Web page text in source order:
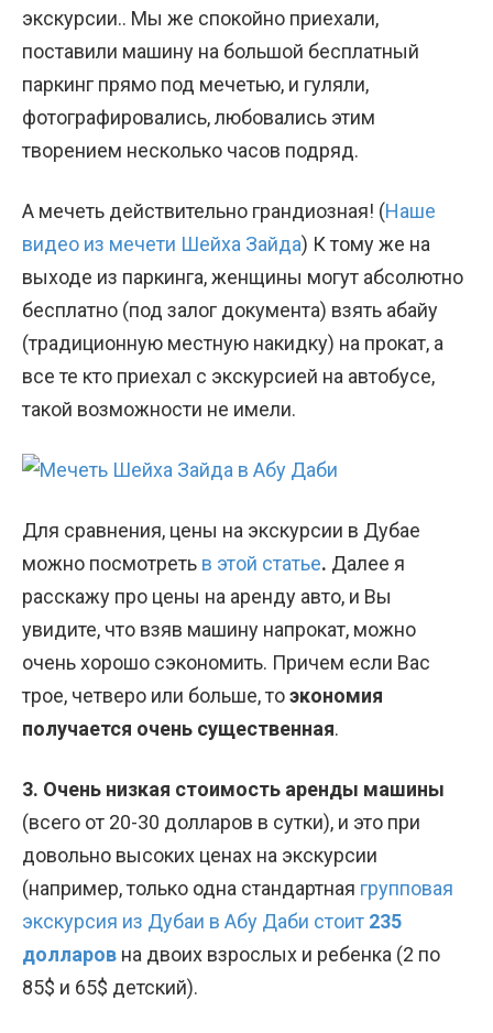
экскурсии.. Мы же спокойно приехали,
поставили машину на большой бесплатный
паркинг прямо под мечетью, и гуляли,
фотографировались, любовались этим
творением несколько часов подряд.
А мечеть действительно грандиозная! (Наше
видео из мечети Шейха Зайда) К тому же на
выходе из паркинга, женщины могут абсолютно
бесплатно (под залог документа) взять абайу
(традиционную местную накидку) на прокат, а
все те кто приехал с экскурсией на автобусе,
такой возможности не имели.
Для сравнения, цены на экскурсии в Дубае
можно посмотреть в этой статье. Далее я
расскажу про цены на аренду авто, и Вы
увидите, что взяв машину напрокат, можно
очень хорошо сэкономить. Причем если Вас
трое, четверо или больше, тоэкономия
получается очень существенная.
3. Очень низкая стоимость аренды машины
(всего от 20-30 долларов в сутки), и это при
довольно высоких ценах на экскурсии
(например, только одна стандартная групповая
экскурсия из Дубаи в Абу Даби стоит 235
долларов на двоих взрослых и ребенка (2 по
85$ и 65$ детский).